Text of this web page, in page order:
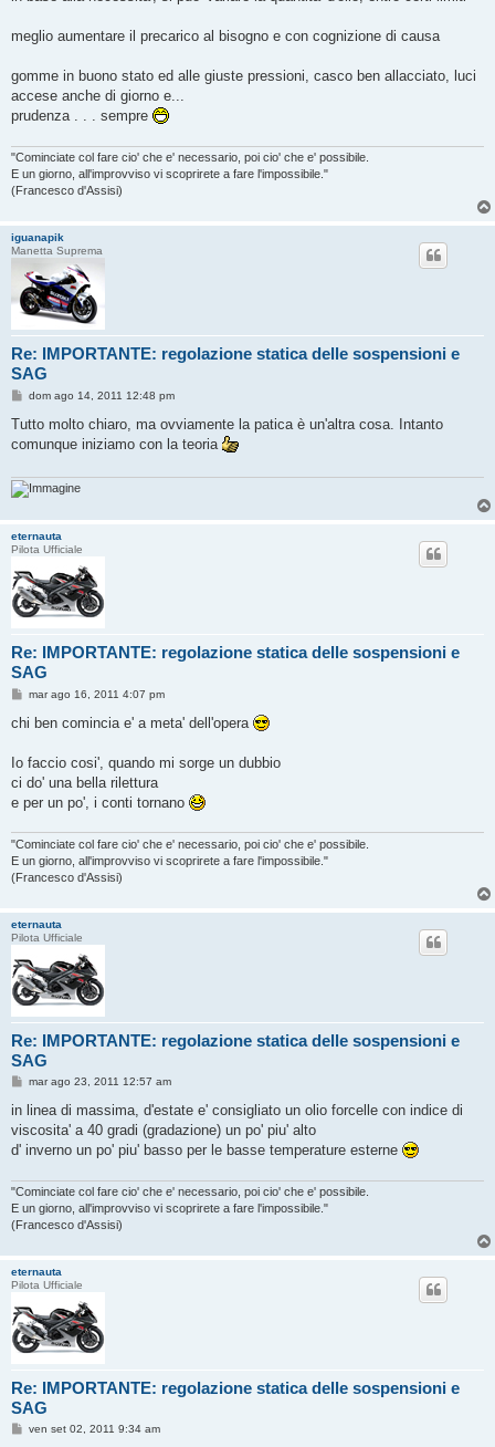
meglio aumentare il precarico al bisogno e con cognizione di causa
gomme in buono stato ed alle giuste pressioni, casco ben allacciato, luci
accese anche di giorno e...
prudenza . . . sempre
"Cominciate col fare cio' che e' necessario, poi cio' che e' possibile.
E un giorno, all'improvviso vi scoprirete a fare l'impossibile."
(Francesco d'Assisi)
iguanapik
Manetta Suprema
Re: IMPORTANTE: regolazione statica delle sospensioni e
SAG
M
s
a
i
o
dom ago 14, 2011 12:48 pm
Tutto molto chiaro, ma ovviamente la patica è un'altra cosa. Intanto
comunque iniziamo con la teoria
eternauta
Pilota Ufficiale
Re: IMPORTANTE: regolazione statica delle sospensioni e
SAG
M
s
g
o
mar ago 16, 2011 4:07 pm
chi ben comincia e' a meta' dell'opera
Io faccio cosi', quando mi sorge un dubbio
ci do' una bella rilettura
e per un po', i conti tornano
"Cominciate col fare cio' che e' necessario, poi cio' che e' possibile.
E un giorno, all'improvviso vi scoprirete a fare l'impossibile."
(Francesco d'Assisi)
eternauta
Pilota Ufficiale
Re: IMPORTANTE: regolazione statica delle sospensioni e
SAG
M
s
a
g
o
mar ago 23, 2011 12:57 am
in linea di massima, d'estate e' consigliato un olio forcelle con indice di
viscosita' a 40 gradi (gradazione) un po' piu' alto
d' inverno un po' piu' basso per le basse temperature esterne
"Cominciate col fare cio' che e' necessario, poi cio' che e' possibile.
E un giorno, all'improvviso vi scoprirete a fare l'impossibile."
(Francesco d'Assisi)
eternauta
Pilota Ufficiale
Re: IMPORTANTE: regolazione statica delle sospensioni e
SAG
Mven set 02, 2011 9:34 am